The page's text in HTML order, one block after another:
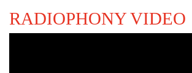
RADIOPHONY VIDEO